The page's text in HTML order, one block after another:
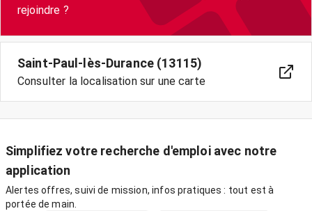
Saint-Paul-lès-Durance (13115)
Consulter la localisation sur une carte
Simplifiez votre recherche d'emploi avec notre
application
Alertes offres, suivi de mission, infos pratiques : tout est à
portée de main.